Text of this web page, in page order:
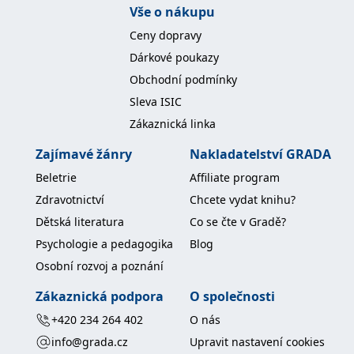
Vše o nákupu
Ceny dopravy
Dárkové poukazy
Obchodní podmínky
Sleva ISIC
Zákaznická linka
Zajímavé žánry
Beletrie
Zdravotnictví
Dětská literatura
Psychologie a pedagogika
Osobní rozvoj a poznání
Nakladatelství GRADA
Affiliate program
Chcete vydat knihu?
Co se čte v Gradě?
Blog
Zákaznická podpora
+420 234 264 402
info@grada.cz
O společnosti
O nás
Upravit nastavení cookies